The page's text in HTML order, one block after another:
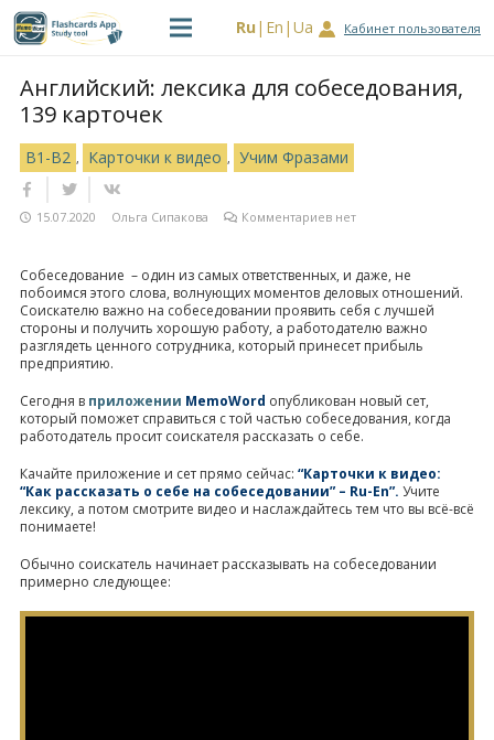
Ru En Ua Кабинет пользователя
Английский: лексика для собеседования,
139 карточек
B1-B2 , Карточки к видео , Учим Фразами
15.07.2020 Ольга Сипакова Комментариев нет
Собеседование – один из самых ответственных, и даже, не
побоимся этого слова, волнующих моментов деловых отношений.
Соискателю важно на собеседовании проявить себя с лучшей
стороны и получить хорошую работу, а работодателю важно
разглядеть ценного сотрудника, который принесет прибыль
предприятию.
Сегодня в приложении MemoWord опубликован новый сет,
который поможет справиться с той частью собеседования, когда
работодатель просит соискателя рассказать о себе.
Качайте приложение и сет прямо сейчас: “Карточки к видео:
“Как рассказать о себе на собеседовании” – Ru-En”. Учите
лексику, а потом смотрите видео и наслаждайтесь тем что вы всё-всё
понимаете!
Обычно соискатель начинает рассказывать на собеседовании
примерно следующее: